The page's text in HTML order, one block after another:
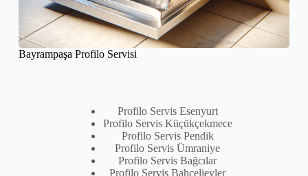
Bayrampaşa Profilo Servisi
Profilo Servis Esenyurt
Profilo Servis Küçükçekmece
Profilo Servis Pendik
Profilo Servis Ümraniye
Profilo Servis Bağcılar
Profilo Servis Bahçelievler